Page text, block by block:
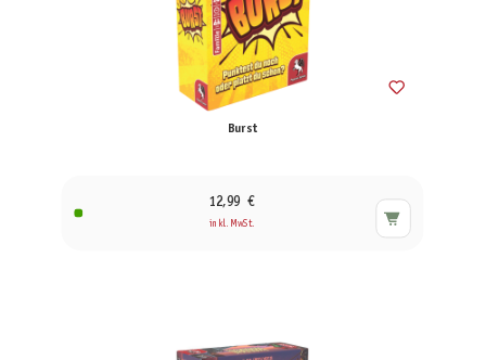
Burst
12,99 €
inkl. MwSt.